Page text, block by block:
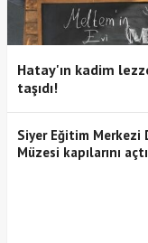
Hatay'ın kadim
taşıdı!
Siyer Eğitim Merkezi
Müzesi kapılarını